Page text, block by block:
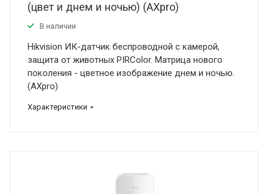
(цвет и днем и ночью) (AXpro)
В наличии
Hikvision ИК-датчик беспроводной с камерой,
защита от животных PIRColor. Матрица нового
поколения - цветное изображение днем и ночью.
(AXpro)
Характеристики